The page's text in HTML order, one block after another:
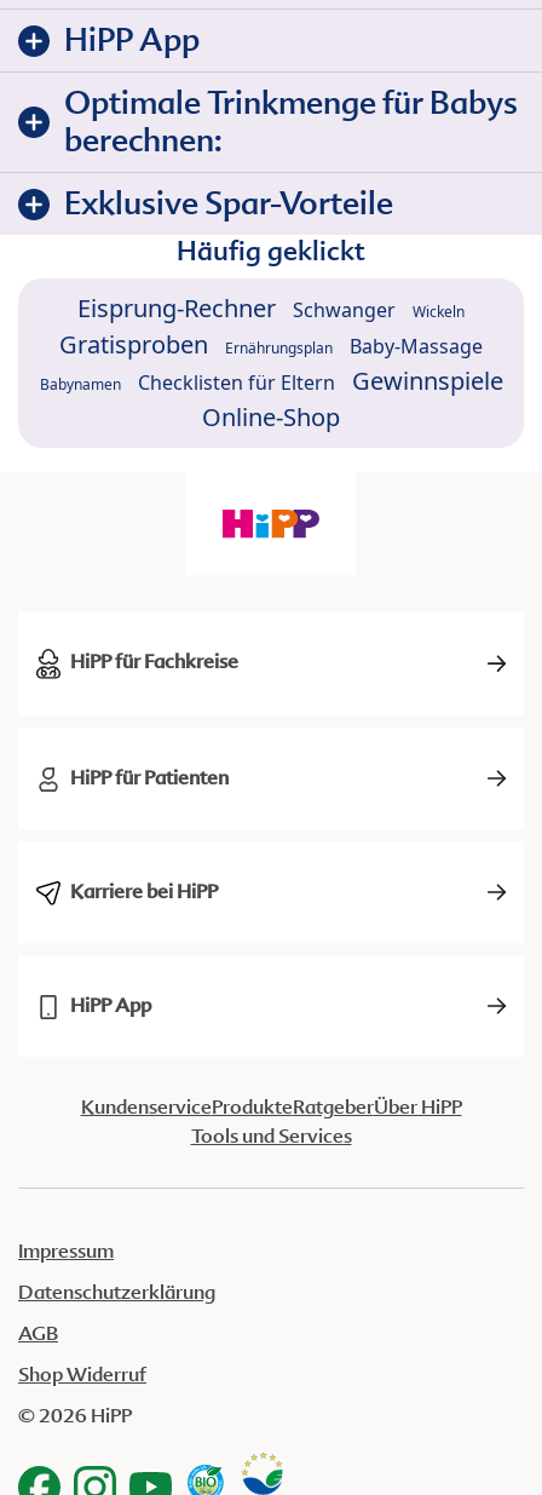
HiPP App
Optimale Trinkmenge für Babys
berechnen:
Exklusive Spar-Vorteile
Häufig geklickt
Eisprung-Rechner Schwanger Wickeln
Gratisproben Ernährungsplan Baby-Massage
Babynamen Checklisten für Eltern
Gewinnspiele
Online-Shop
HiPP für Fachkreise
HiPP für Patienten
Karriere bei HiPP
HiPP App
KundenserviceProdukteRatgeberÜber HiPP
Tools und Services
Impressum
Datenschutzerklärung
AGB
Shop Widerruf
© 2026 HiPP